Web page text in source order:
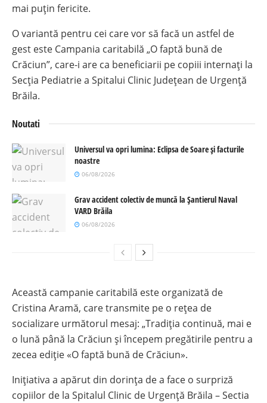
mai puțin fericite.
O variantă pentru cei care vor să facă un astfel de
gest este Campania caritabilă „O faptă bună de
Crăciun”, care-i are ca beneficiarii pe copiii internați la
Secția Pediatrie a Spitalui Clinic Județean de Urgență
Brăila.
Noutati
Universul va opri lumina: Eclipsa de Soare și facturile
noastre
06/08/2026
Grav accident colectiv de muncă la Șantierul Naval
VARD Brăila
06/08/2026
Această campanie caritabilă este organizată de
Cristina Aramă, care transmite pe o rețea de
socializare următorul mesaj: „Tradiția continuă, mai e
o lună până la Crăciun și începem pregătirile pentru a
zecea ediție «O faptă bună de Crăciun».
Inițiativa a apărut din dorința de a face o surpriză
copiilor de la Spitalul Clinic de Urgență Brăila – Sectia